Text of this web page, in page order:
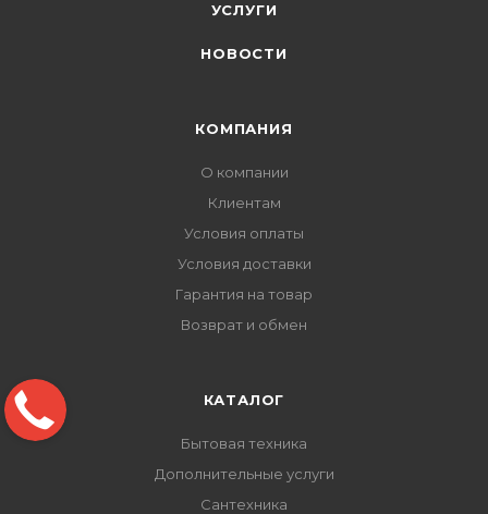
УСЛУГИ
НОВОСТИ
КОМПАНИЯ
О компании
Клиентам
Условия оплаты
Условия доставки
Гарантия на товар
Возврат и обмен
КАТАЛОГ
Бытовая техника
Дополнительные услуги
Сантехника